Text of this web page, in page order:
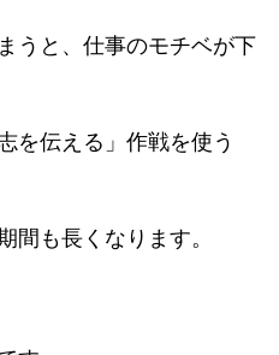
うと、仕事のモチベが下
を伝える」作戦を使う
間も長くなります。